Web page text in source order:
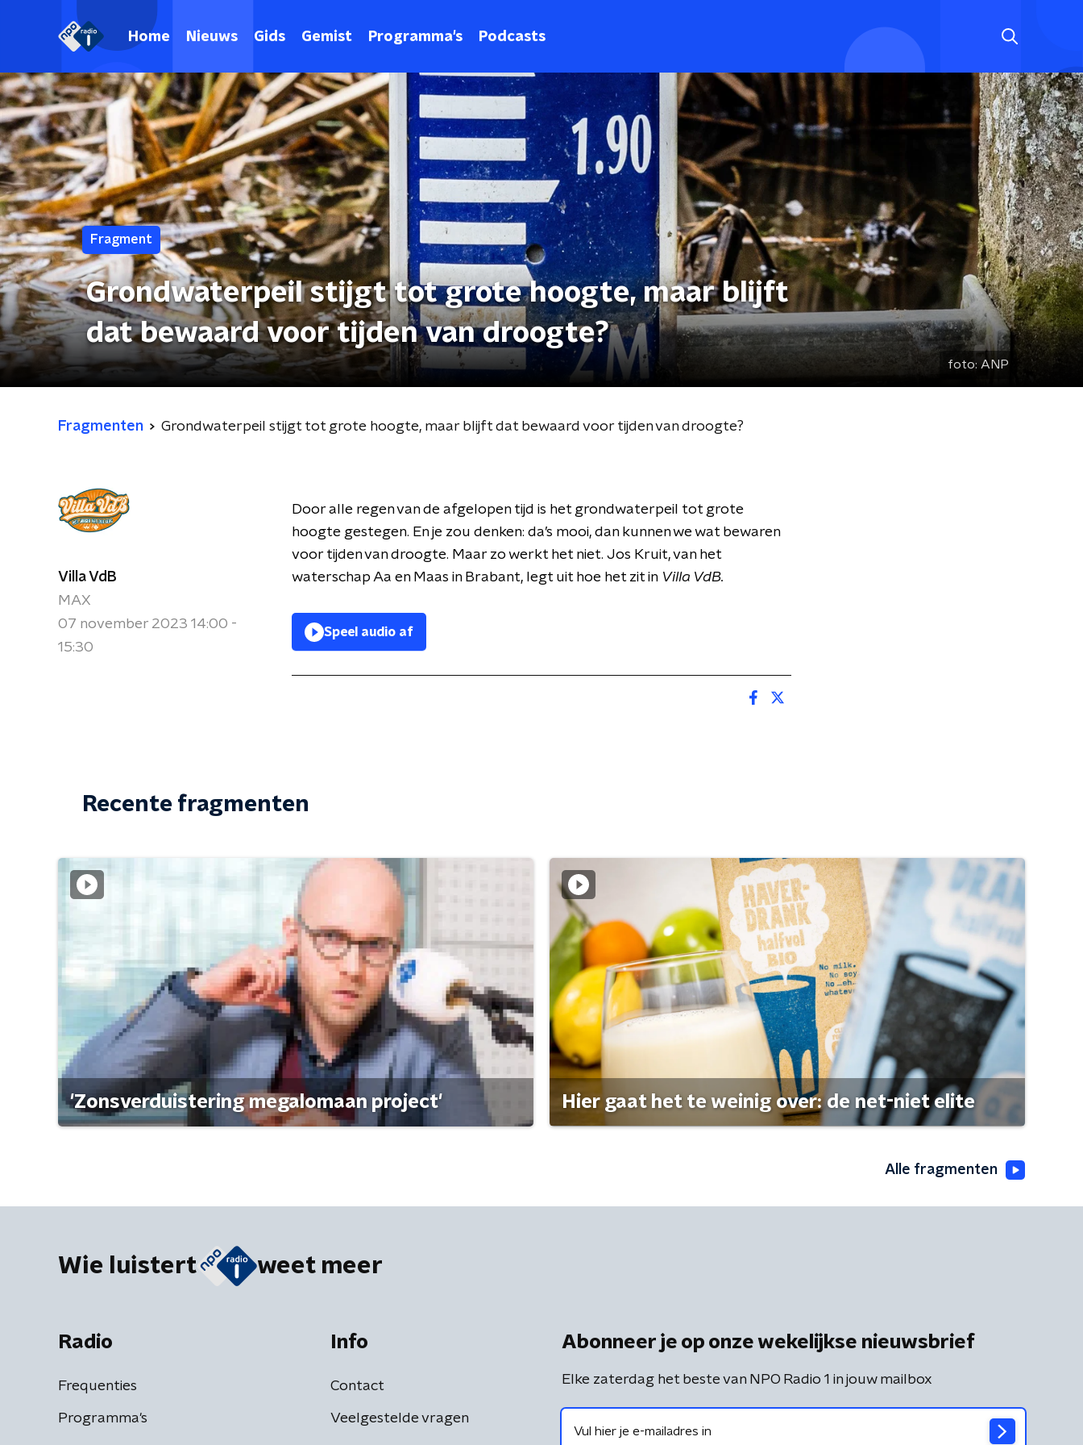
Home Nieuws Gids Gemist Programma's Podcasts
Fragment
Grondwaterpeil stijgt tot grote hoogte, maar blijft
dat bewaard voor tijden van droogte?
foto: ANP
Fragmenten Grondwaterpeil stijgt tot grote hoogte, maar blijft dat bewaard voor tijden van droogte?
Villa VdB
MAX
07 november 2023 14:00 -
15:30
Door alle regen van de afgelopen tijd is het grondwaterpeil tot grote
hoogte gestegen. En je zou denken: da’s mooi, dan kunnen we wat bewaren
voor tijden van droogte. Maar zo werkt het niet. Jos Kruit, van het
waterschap Aa en Maas in Brabant, legt uit hoe het zit in Villa VdB.
Speel audio af
Recente fragmenten
'Zonsverduistering megalomaan project' Hier gaat het te weinig over: de net-niet elite
Alle fragmenten
Wie luistert weet meer
Radio
Frequenties
Programma's
Info
Contact
Veelgestelde vragen
Abonneer je op onze wekelijkse nieuwsbrief
Elke zaterdag het beste van NPO Radio 1 in jouw mailbox